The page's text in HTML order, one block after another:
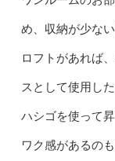
め、収納が少な
ロフトがあれば
スとして使用し
ハシゴを使って
ワク感があるの